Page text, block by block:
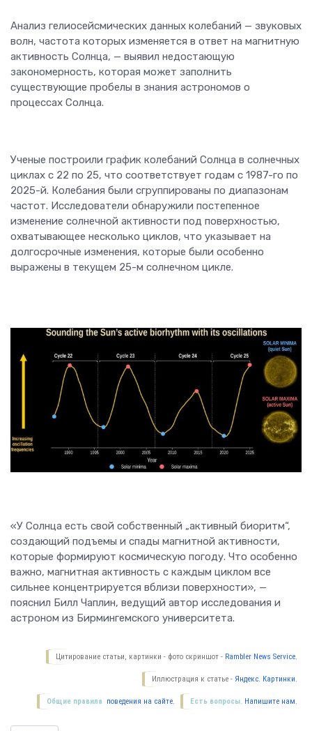
Анализ гелиосейсмических данных колебаний — звуковых
волн, частота которых изменяется в ответ на магнитную
активность Солнца, — выявил недостающую
закономерность, которая может заполнить
существующие пробелы в знания астрономов о
процессах Солнца.
Ученые построили график колебаний Солнца в солнечных
циклах с 22 по 25, что соответствует годам с 1987-го по
2025-й. Колебания были сгруппированы по диапазонам
частот. Исследователи обнаружили постепенное
изменение солнечной активности под поверхностью,
охватывающее несколько циклов, что указывает на
долгосрочные изменения, которые были особенно
выражены в текущем 25-м солнечном цикле.
«У Солнца есть свой собственный „активный биоритм“,
создающий подъемы и спады магнитной активности,
которые формируют космическую погоду. Что особенно
важно, магнитная активность с каждым циклом все
сильнее концентрируется вблизи поверхности», —
пояснил Билл Чаплин, ведущий автор исследования и
астроном из Бирмингемского университета.
Цитирование статьи, картинки - фото скриншот - Rambler News Service.
Иллюстрация к статье - Яндекс. Картинки.
Есть вопросы. Напишите нам.
Общие правила поведения на сайте.